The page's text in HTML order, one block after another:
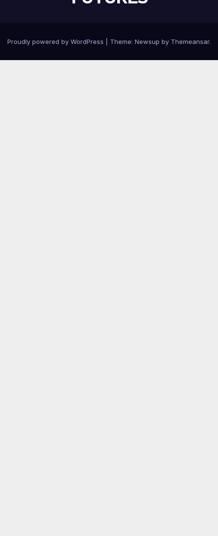
Proudly powered by WordPress Theme: Newsup by Themeansar.